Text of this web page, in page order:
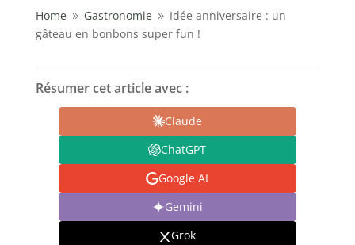
Home 9 Gastronomie 9 Idée anniversaire : un
gâteau en bonbons super fun !
Résumer cet article avec :
Claude
ChatGPT
Google AI
Gemini
Grok